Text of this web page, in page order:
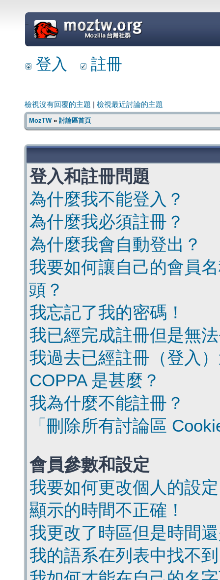
=
登入 註冊
檢視沒有回覆的主題 檢視最近討論的主題
MozTW» 討論區首頁
登入和註冊問題
為什麼我不能登入？
為什麼我必須註冊？
為什麼我會自動登出？
我要如何讓自己的會員
頭？
我忘記了我的密碼！
我已經完成註冊但是無
我過去已經註冊（登入
COPPA 是甚麼？
我為什麼不能註冊？
「刪除所有討論區
會員參數和設定
我要如何更改個人的設
顯示的時間不正確！
我更改了時區但是時間
我的語系在列表中找不